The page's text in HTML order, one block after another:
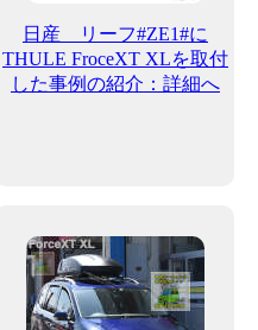
日産 リーフ#ZE1#に
THULE FroceXT XLを取付
した事例の紹介：詳細へ